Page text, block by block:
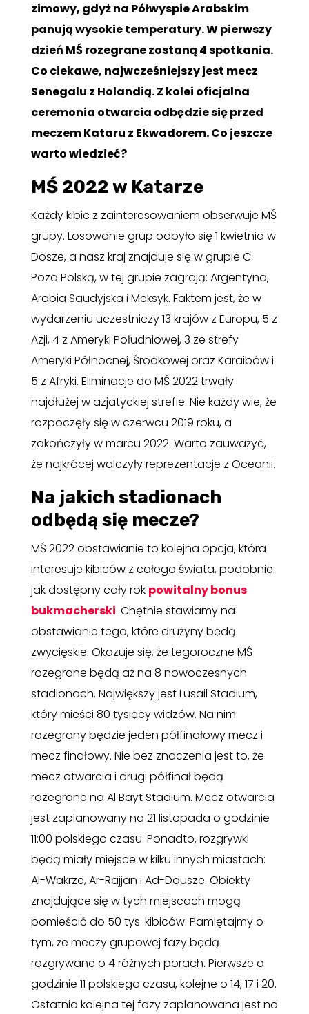
zimowy, gdyż na Półwyspie Arabskim
panują wysokie temperatury. W pierwszy
dzień MŚ rozegrane zostaną 4 spotkania.
Co ciekawe, najwcześniejszy jest mecz
Senegalu z Holandią. Z kolei oficjalna
ceremonia otwarcia odbędzie się przed
meczem Kataru z Ekwadorem. Co jeszcze
warto wiedzieć?
MŚ 2022 w Katarze
Każdy kibic z zainteresowaniem obserwuje MŚ
grupy. Losowanie grup odbyło się 1 kwietnia w
Dosze, a nasz kraj znajduje się w grupie C.
Poza Polską, w tej grupie zagrają: Argentyna,
Arabia Saudyjska i Meksyk. Faktem jest, że w
wydarzeniu uczestniczy 13 krajów z Europu, 5 z
Azji, 4 z Ameryki Południowej, 3 ze strefy
Ameryki Północnej, Środkowej oraz Karaibów i
5 z Afryki. Eliminacje do MŚ 2022 trwały
najdłużej w azjatyckiej strefie. Nie każdy wie, że
rozpoczęły się w czerwcu 2019 roku, a
zakończyły w marcu 2022. Warto zauważyć,
że najkrócej walczyły reprezentacje z Oceanii.
Na jakich stadionach
odbędą się mecze?
MŚ 2022 obstawianie to kolejna opcja, która
interesuje kibiców z całego świata, podobnie
jak dostępny cały rok powitalny bonus
bukmacherski. Chętnie stawiamy na
obstawianie tego, które drużyny będą
zwycięskie. Okazuje się, że tegoroczne MŚ
rozegrane będą aż na 8 nowoczesnych
stadionach. Największy jest Lusail Stadium,
który mieści 80 tysięcy widzów. Na nim
rozegrany będzie jeden półfinałowy mecz i
mecz finałowy. Nie bez znaczenia jest to, że
mecz otwarcia i drugi półfinał będą
rozegrane na Al Bayt Stadium. Mecz otwarcia
jest zaplanowany na 21 listopada o godzinie
11:00 polskiego czasu. Ponadto, rozgrywki
będą miały miejsce w kilku innych miastach:
Al-Wakrze, Ar-Rajjan i Ad-Dausze. Obiekty
znajdujące się w tych miejscach mogą
pomieścić do 50 tys. kibiców. Pamiętajmy o
tym, że meczy grupowej fazy będą
rozgrywane o 4 różnych porach. Pierwsze o
godzinie 11 polskiego czasu, kolejne o 14, 17 i 20.
Ostatnia kolejna tej fazy zaplanowana jest na